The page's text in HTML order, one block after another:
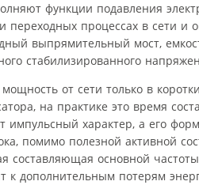
функции подавления
процессах в сети и
выпрямительный мост,
стабилизированного
от сети только в
на практике это время
импульсный характер, а его
помимо полезной активной
составляющая основной
к дополнительным потерям